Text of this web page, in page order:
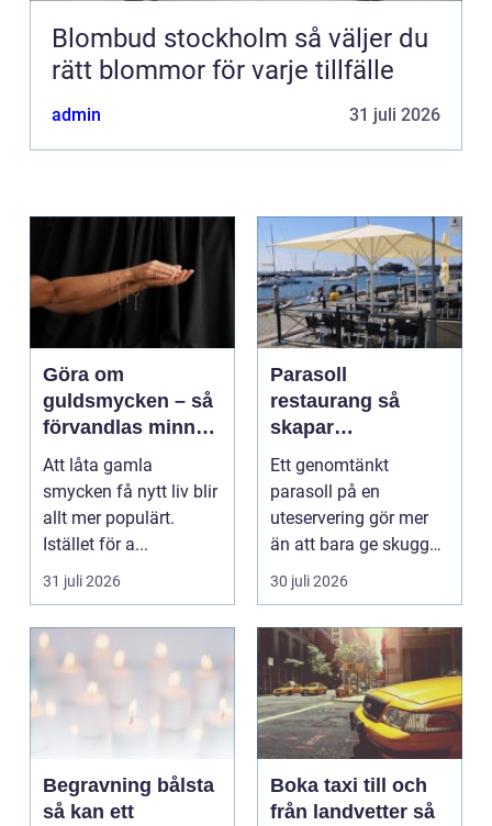
Blombud stockholm så väljer du
rätt blommor för varje tillfälle
admin 31 juli 2026
Göra om
guldsmycken – så
förvandlas minnen
till nya favoriter
Att låta gamla
smycken få nytt liv blir
allt mer populärt.
Istället för a...
31 juli 2026
Parasoll
restaurang så
skapar
uteserveringen rätt
känsla året runt
Ett genomtänkt
parasoll på en
uteservering gör mer
än att bara ge skugga.
Det påverkar hur länge
gäs...
30 juli 2026
Begravning bålsta
så kan ett
Boka taxi till och
från landvetter så